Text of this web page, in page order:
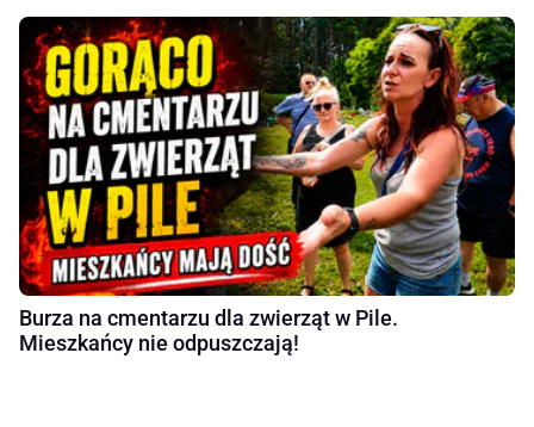
Burza na cmentarzu dla zwierząt w Pile.
Mieszkańcy nie odpuszczają!